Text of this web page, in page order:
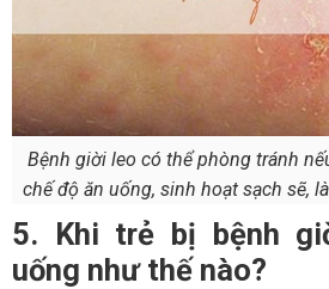
Bệnh giời leo có thể phòng tránh
chế độ ăn uống, sinh hoạt sạch sẽ,
5. Khi trẻ bị bệnh
uống như thế nào?